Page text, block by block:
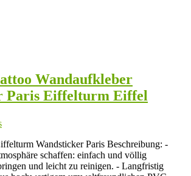
Wandaufkleber
Paris Eiffelturm Eiffel
Wandsticker Paris Beschreibung: -
schaffen: einfach und völlig
und leicht zu reinigen. - Langfristig